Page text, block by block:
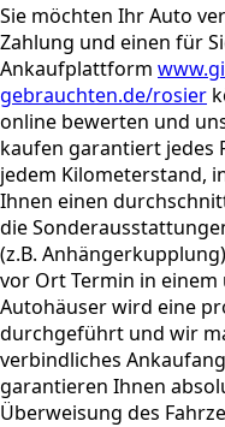
Sie möchten Ihr Auto
Zahlung und einen für
Ankaufplattform
gebrauchten.de/rosier
online bewerten und
kaufen garantiert jedes
jedem Kilometerstand,
Ihnen einen
die
(z.B.
vor Ort Termin in
Autohäuser wird eine
durchgeführt und wir
verbindliches
garantieren Ihnen
Überweisung des